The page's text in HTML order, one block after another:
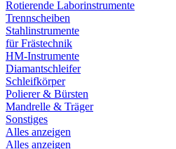
Rotierende Laborinstrumente
Trennscheiben
Stahlinstrumente
für Frästechnik
HM-Instrumente
Diamantschleifer
Schleifkörper
Polierer & Bürsten
Mandrelle & Träger
Sonstiges
Alles anzeigen
Alles anzeigen